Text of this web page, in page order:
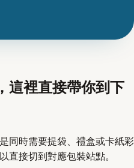
這裡直接帶你到下
同時需要提袋、禮盒或卡紙彩
直接切到對應包裝站點。